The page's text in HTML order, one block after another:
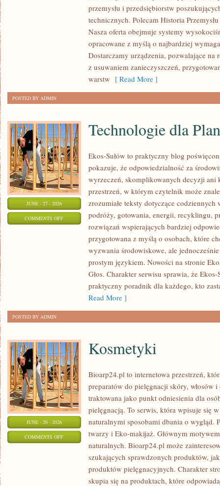
przemysłu i przedsiębiorstw
technicznych. Polecam Historia
Nasza oferta obejmuje systemy
opracowane z myślą o najbardziej
Dostarczamy urządzenia, pozwalające na
z usuwaniem zanieczyszczeń,
warstw [ Read More ]
POSTED BY ADMIN
JUNE - 27 - 2026
COMMENTS OFFON
TECHNOLOGIE
Technologie dla
Ekos-Sułów to praktyczny blog
pokazuje, że odpowiedzialność za
wyrzeczeń, skomplikowanych decyzji ani
przestrzeń, w którym czytelnik może
zrozumiałe teksty dotyczące
podróży, gotowania, energii, recyklingu,
rozwiązań wspierających bardziej
przygotowana z myślą o osobach, które
wyzwania środowiskowe, ale
prostym językiem. Nowości na stronie
Głos. Charakter serwisu sprawia, że
praktyczny poradnik dla każdego, kto
Read More ]
POSTED BY ADMIN
JUNE - 20 - 2026
COMMENTS OFFON
KOSMETYKI
Kosmetyki
Bioarp24.pl to internetowa przestrzeń,
preparatów do pielęgnacji skóry, włosów i
traktowana jako punkt odniesienia dla
pielęgnacją. To serwis, która wpisuje się
naturalnymi sposobami dbania o wygląd.
twarzy i Eko-makijaż. Głównym
naturalnych. Bioarp24.pl może
szukających sprawdzonych produktów,
produktów pielęgnacyjnych. Charakter
skupia się na produktach, które